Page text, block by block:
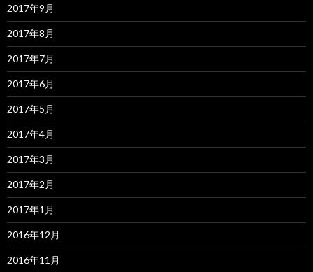
2017年9月
2017年8月
2017年7月
2017年6月
2017年5月
2017年4月
2017年3月
2017年2月
2017年1月
2016年12月
2016年11月